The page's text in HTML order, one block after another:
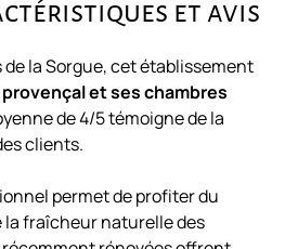
et avis
la Sorgue, cet établissement
et ses chambres
de 4/5 témoigne de la
clients.
permet de profiter du
la fraîcheur naturelle des